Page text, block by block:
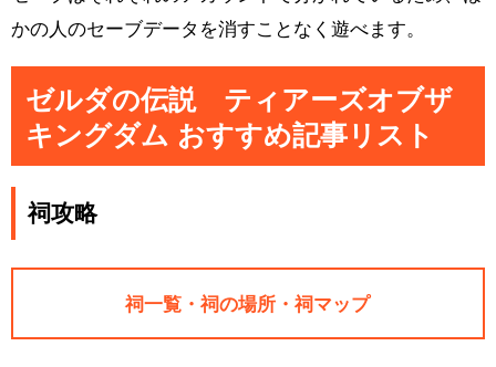
かの人のセーブデータを消すことなく遊べます。
ゼルダの伝説 ティアーズオブザ
キングダム おすすめ記事リスト
祠攻略
祠一覧・祠の場所・祠マップ